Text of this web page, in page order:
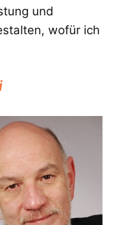
und
wofür ich